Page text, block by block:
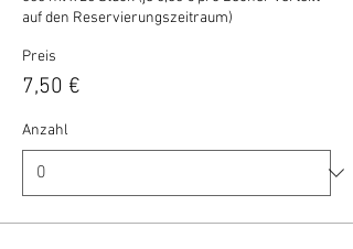
auf den Reservierungszeitraum)
Preis
7,50 €
Anzahl